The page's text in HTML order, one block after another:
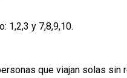
1,2,3 y 7,8,9,10.
que viajan solas sin